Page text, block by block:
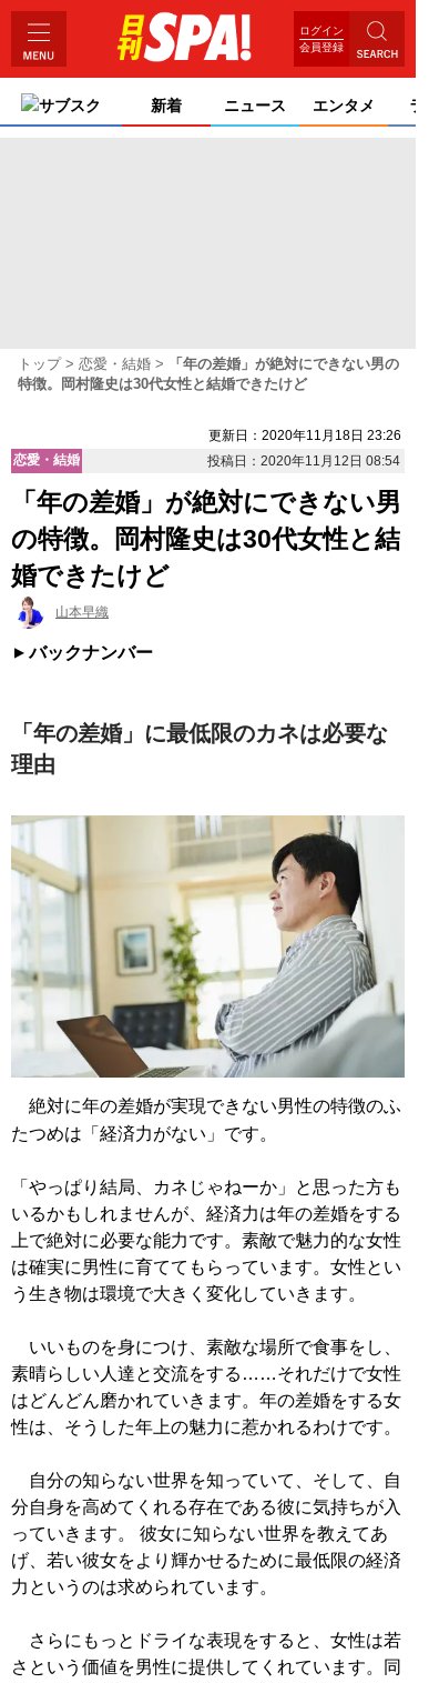
ログイン
会員登録
サブスク 新着 ニュース エンタメ ライ
トップ 恋愛・結婚
「年の差婚」が絶対にできない男の
特徴。岡村隆史は30代女性と結婚できたけど
更新日：2020年11月18日 23:26
恋愛・結婚
投稿日：2020年11月12日 08:54
「年の差婚」が絶対にできない男
の特徴。岡村隆史は30代女性と結
婚できたけど
山本早織
バックナンバー
「年の差婚」に最低限のカネは必要な
理由
絶対に年の差婚が実現できない男性の特徴のふ
たつめは「経済力がない」です。
「やっぱり結局、カネじゃねーか」と思った方も
いるかもしれませんが、経済力は年の差婚をする
上で絶対に必要な能力です。素敵で魅力的な女性
は確実に男性に育ててもらっています。女性とい
う生き物は環境で大きく変化していきます。
いいものを身につけ、素敵な場所で食事をし、
素晴らしい人達と交流をする……それだけで女性
はどんどん磨かれていきます。年の差婚をする女
性は、そうした年上の魅力に惹かれるわけです。
自分の知らない世界を知っていて、そして、自
分自身を高めてくれる存在である彼に気持ちが入
っていきます。 彼女に知らない世界を教えてあ
げ、若い彼女をより輝かせるために最低限の経済
力というのは求められています。
さらにもっとドライな表現をすると、女性は若
さという価値を男性に提供してくれています。同